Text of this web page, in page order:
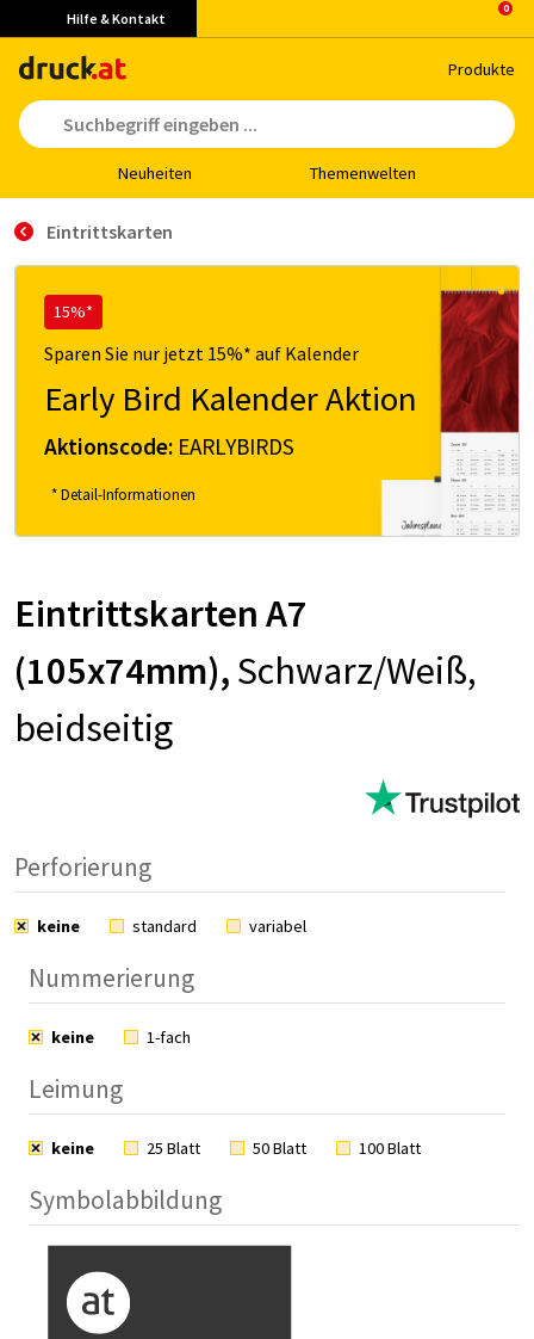
Hilfe & Kontakt
Pro­duk­te
Neu­hei­ten The­men­wel­ten
Eintrittskarten
15%*
Sparen Sie nur jetzt 15%* auf Kalender
Early Bird Kalender Aktion
Aktionscode: EARLYBIRDS
* Detail-Informationen
Ein­tritts­kar­ten A7
(105x74mm),Schwarz/Weiß,
beid­sei­tig
Perforierung
keine standard variabel
Nummerierung
keine 1-fach
Leimung
keine 25 Blatt 50 Blatt 100 Blatt
Symbolabbildung